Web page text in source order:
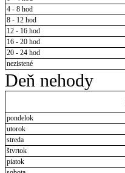
4 - 8 hod
8 - 12 hod
12 - 16 hod
16 - 20 hod
20 - 24 hod
nezistené
Deň nehody
pondelok
utorok
streda
štvrtok
piatok